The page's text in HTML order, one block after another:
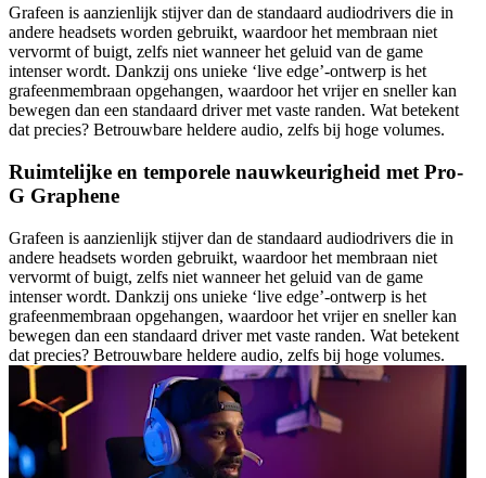
Grafeen is aanzienlijk stijver dan de standaard audiodrivers die in
andere headsets worden gebruikt, waardoor het membraan niet
vervormt of buigt, zelfs niet wanneer het geluid van de game
intenser wordt. Dankzij ons unieke ‘live edge’-ontwerp is het
grafeenmembraan opgehangen, waardoor het vrijer en sneller kan
bewegen dan een standaard driver met vaste randen. Wat betekent
dat precies? Betrouwbare heldere audio, zelfs bij hoge volumes.
Ruimtelijke en temporele nauwkeurigheid met Pro-
G Graphene
Grafeen is aanzienlijk stijver dan de standaard audiodrivers die in
andere headsets worden gebruikt, waardoor het membraan niet
vervormt of buigt, zelfs niet wanneer het geluid van de game
intenser wordt. Dankzij ons unieke ‘live edge’-ontwerp is het
grafeenmembraan opgehangen, waardoor het vrijer en sneller kan
bewegen dan een standaard driver met vaste randen. Wat betekent
dat precies? Betrouwbare heldere audio, zelfs bij hoge volumes.